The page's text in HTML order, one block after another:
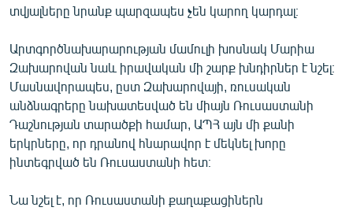
տվյալները նրանք պարզապես չեն կարող կարդալ։
Արտգործնախարարության մամուլի խոսնակ Մարիա
Զախարովան նաև իրավական մի շարք խնդիրներ է նշել։
Մասնավորապես, ըստ Զախարովայի, ռուսական
անձնագրերը նախատեսված են միայն Ռուսաստանի
Դաշնության տարածքի համար, ԱՊՀ այն մի քանի
երկրները, որ դրանով հնարավոր է մեկնել խորը
ինտեգրված են Ռուսաստանի հետ։
Նա նշել է, որ Ռուսաստանի քաղաքացիներն